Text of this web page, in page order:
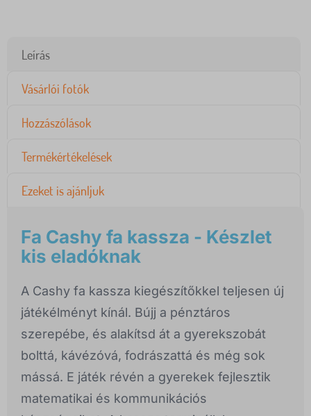
Leírás
Vásárlói fotók
Hozzászólások
Termékértékelések
Ezeket is ajánljuk
Fa Cashy fa kassza - Készlet
kis eladóknak
A Cashy fa kassza kiegészítőkkel teljesen új
játékélményt kínál. Bújj a pénztáros
szerepébe, és alakítsd át a gyerekszobát
bolttá, kávézóvá, fodrászattá és még sok
mássá. E játék révén a gyerekek fejlesztik
matematikai és kommunikációs